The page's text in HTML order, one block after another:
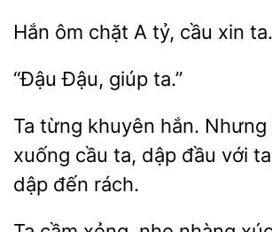
Hắn chặt A cầu ta.
“Đậu
Ta từng
hắn.
cầu
dập đầu với
dập đến rách.